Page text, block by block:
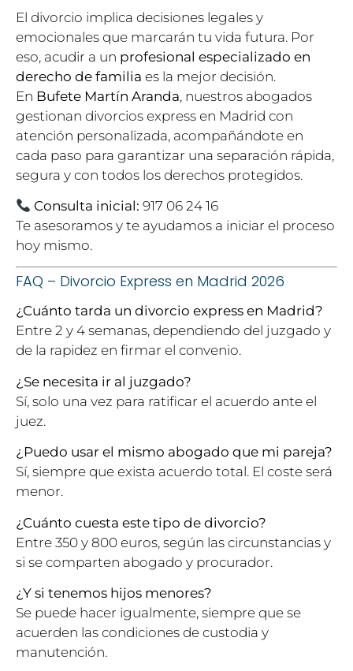
El divorcio implica decisiones legales y
emocionales que marcarán tu vida futura. Por
eso, acudir a un profesional especializado en
derecho de familia es la mejor decisión.
En Bufete Martín Aranda, nuestros abogados
gestionan divorcios express en Madrid con
atención personalizada, acompañándote en
cada paso para garantizar una separación rápida,
segura y con todos los derechos protegidos.
Consulta inicial: 917 06 24 16
Te asesoramos y te ayudamos a iniciar el proceso
hoy mismo.
FAQ – Divorcio Express en Madrid 2026
¿Cuánto tarda un divorcio express en Madrid?
Entre 2 y 4 semanas, dependiendo del juzgado y
de la rapidez en firmar el convenio.
¿Se necesita ir al juzgado?
Sí, solo una vez para ratificar el acuerdo ante el
juez.
¿Puedo usar el mismo abogado que mi pareja?
Sí, siempre que exista acuerdo total. El coste será
menor.
¿Cuánto cuesta este tipo de divorcio?
Entre 350 y 800 euros, según las circunstancias y
si se comparten abogado y procurador.
¿Y si tenemos hijos menores?
Se puede hacer igualmente, siempre que se
acuerden las condiciones de custodia y
manutención.